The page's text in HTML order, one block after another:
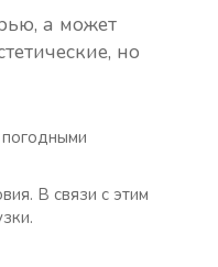
а может
но
В связи с этим